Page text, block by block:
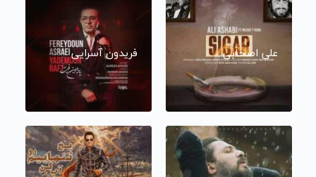
علی اصحابی فریدون آسرایی